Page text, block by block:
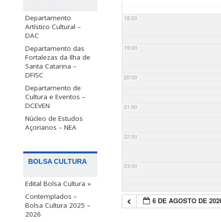
Departamento
Artístico Cultural –
DAC
Departamento das
Fortalezas da Ilha de
Santa Catarina –
DFISC
Departamento de
Cultura e Eventos –
DCEVEN
Núcleo de Estudos
Açorianos – NEA
BOLSA CULTURA
Edital Bolsa Cultura »
Contemplados –
Bolsa Cultura 2025 –
2026
18:00
19:00
20:00
21:00
22:00
23:00
6 DE AGOSTO DE